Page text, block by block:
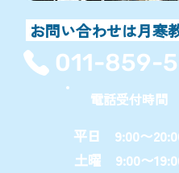
お問い合わせは月寒
011-859-
電話受付時間
平日 9:00〜
土曜 9:00〜